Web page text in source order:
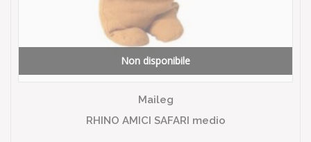
Non disponibile
Maileg
RHINO AMICI SAFARI medio